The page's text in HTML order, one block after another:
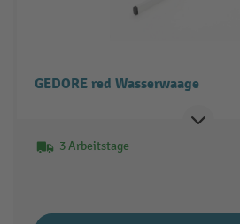
GEDORE red Wasserwaage
3 Arbeitstage